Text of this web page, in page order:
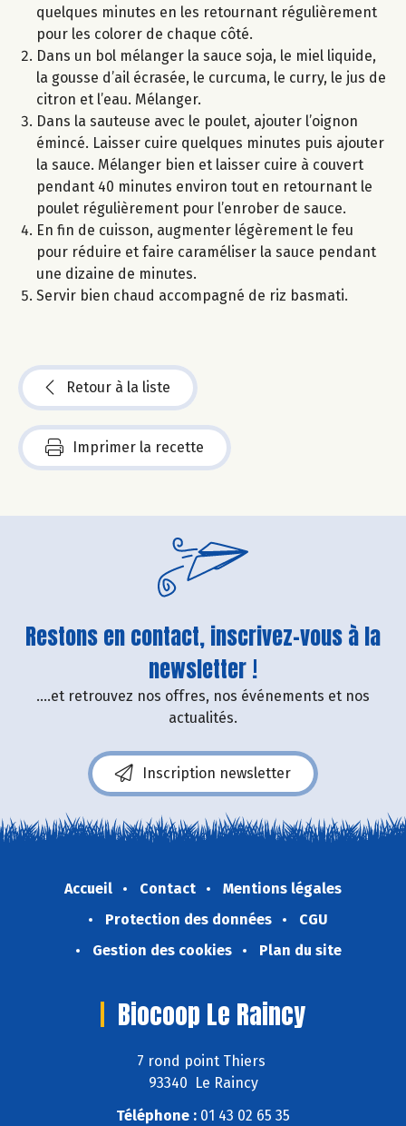
quelques minutes en les retournant régulièrement
pour les colorer de chaque côté.
Dans un bol mélanger la sauce soja, le miel liquide,
la gousse d’ail écrasée, le curcuma, le curry, le jus de
citron et l’eau. Mélanger.
Dans la sauteuse avec le poulet, ajouter l’oignon
émincé. Laisser cuire quelques minutes puis ajouter
la sauce. Mélanger bien et laisser cuire à couvert
pendant 40 minutes environ tout en retournant le
poulet régulièrement pour l’enrober de sauce.
En fin de cuisson, augmenter légèrement le feu
pour réduire et faire caraméliser la sauce pendant
une dizaine de minutes.
Servir bien chaud accompagné de riz basmati.
Retour à la liste
Imprimer la recette
Restons en contact, inscrivez-vous à la
newsletter !
....et retrouvez nos offres, nos événements et nos
actualités.
Inscription newsletter
Accueil Contact
Mentions légales
Protection des données
CGU
Gestion des cookies
Plan du site
Biocoop Le Raincy
7 rond point Thiers
93340 Le Raincy
Téléphone : 01 43 02 65 35